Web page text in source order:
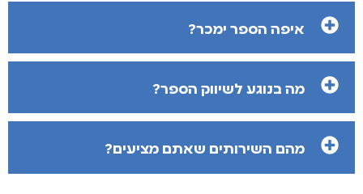
איפה הספר ימכר?
מה בנוגע לשיווק הספר?
מהם השירותים שאתם מציעים?